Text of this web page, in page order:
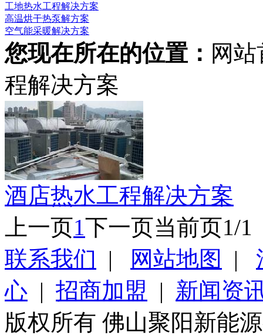
工地热水工程解决方案
高温烘干热泵解方案
空气能采暖解决方案
您现在所在的位置： 网
程解决方案
酒店热水工程解决方案
上一页1下一页当前页1/1
联系我们 | 网站地图 |
心 | 招商加盟 | 新闻资
版权所有 佛山聚阳新能